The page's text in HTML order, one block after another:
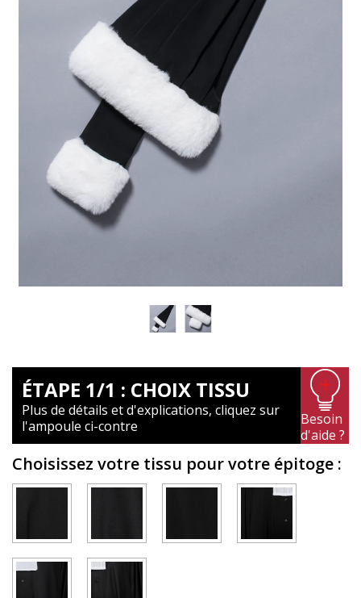
ÉTAPE 1/1 : CHOIX TISSU
Plus de détails et d'explications, cliquez sur
l'ampoule ci-contre
Besoin
d'aide ?
Choisissez votre tissu pour votre épitoge :